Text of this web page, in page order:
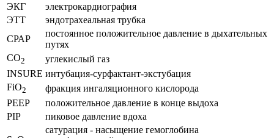
ЭКГ
электрокардиография
ЭТТ
эндотрахеальная трубка
СРАР
постоянное положительное давление в дыхательных
путях
СО2
углекислый газ
INSURE интубация-сурфактант-экстубация
FiO2
фракция ингаляционного кислорода
PEEP
положительное давление в конце выдоха
PIP
пиковое давление вдоха
сатурация - насыщение гемоглобина